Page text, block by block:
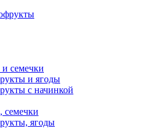
семечки
и ягоды
с начинкой
семечки
ягоды